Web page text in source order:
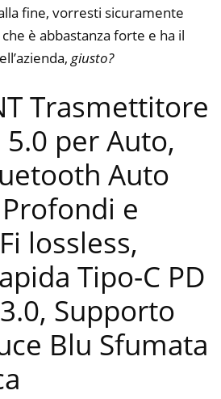
fine, vorresti sicuramente
è abbastanza forte e ha il
giusto?
Trasmettitore
per Auto,
Auto
e
lossless,
Tipo-C PD
Supporto
Blu Sfumata